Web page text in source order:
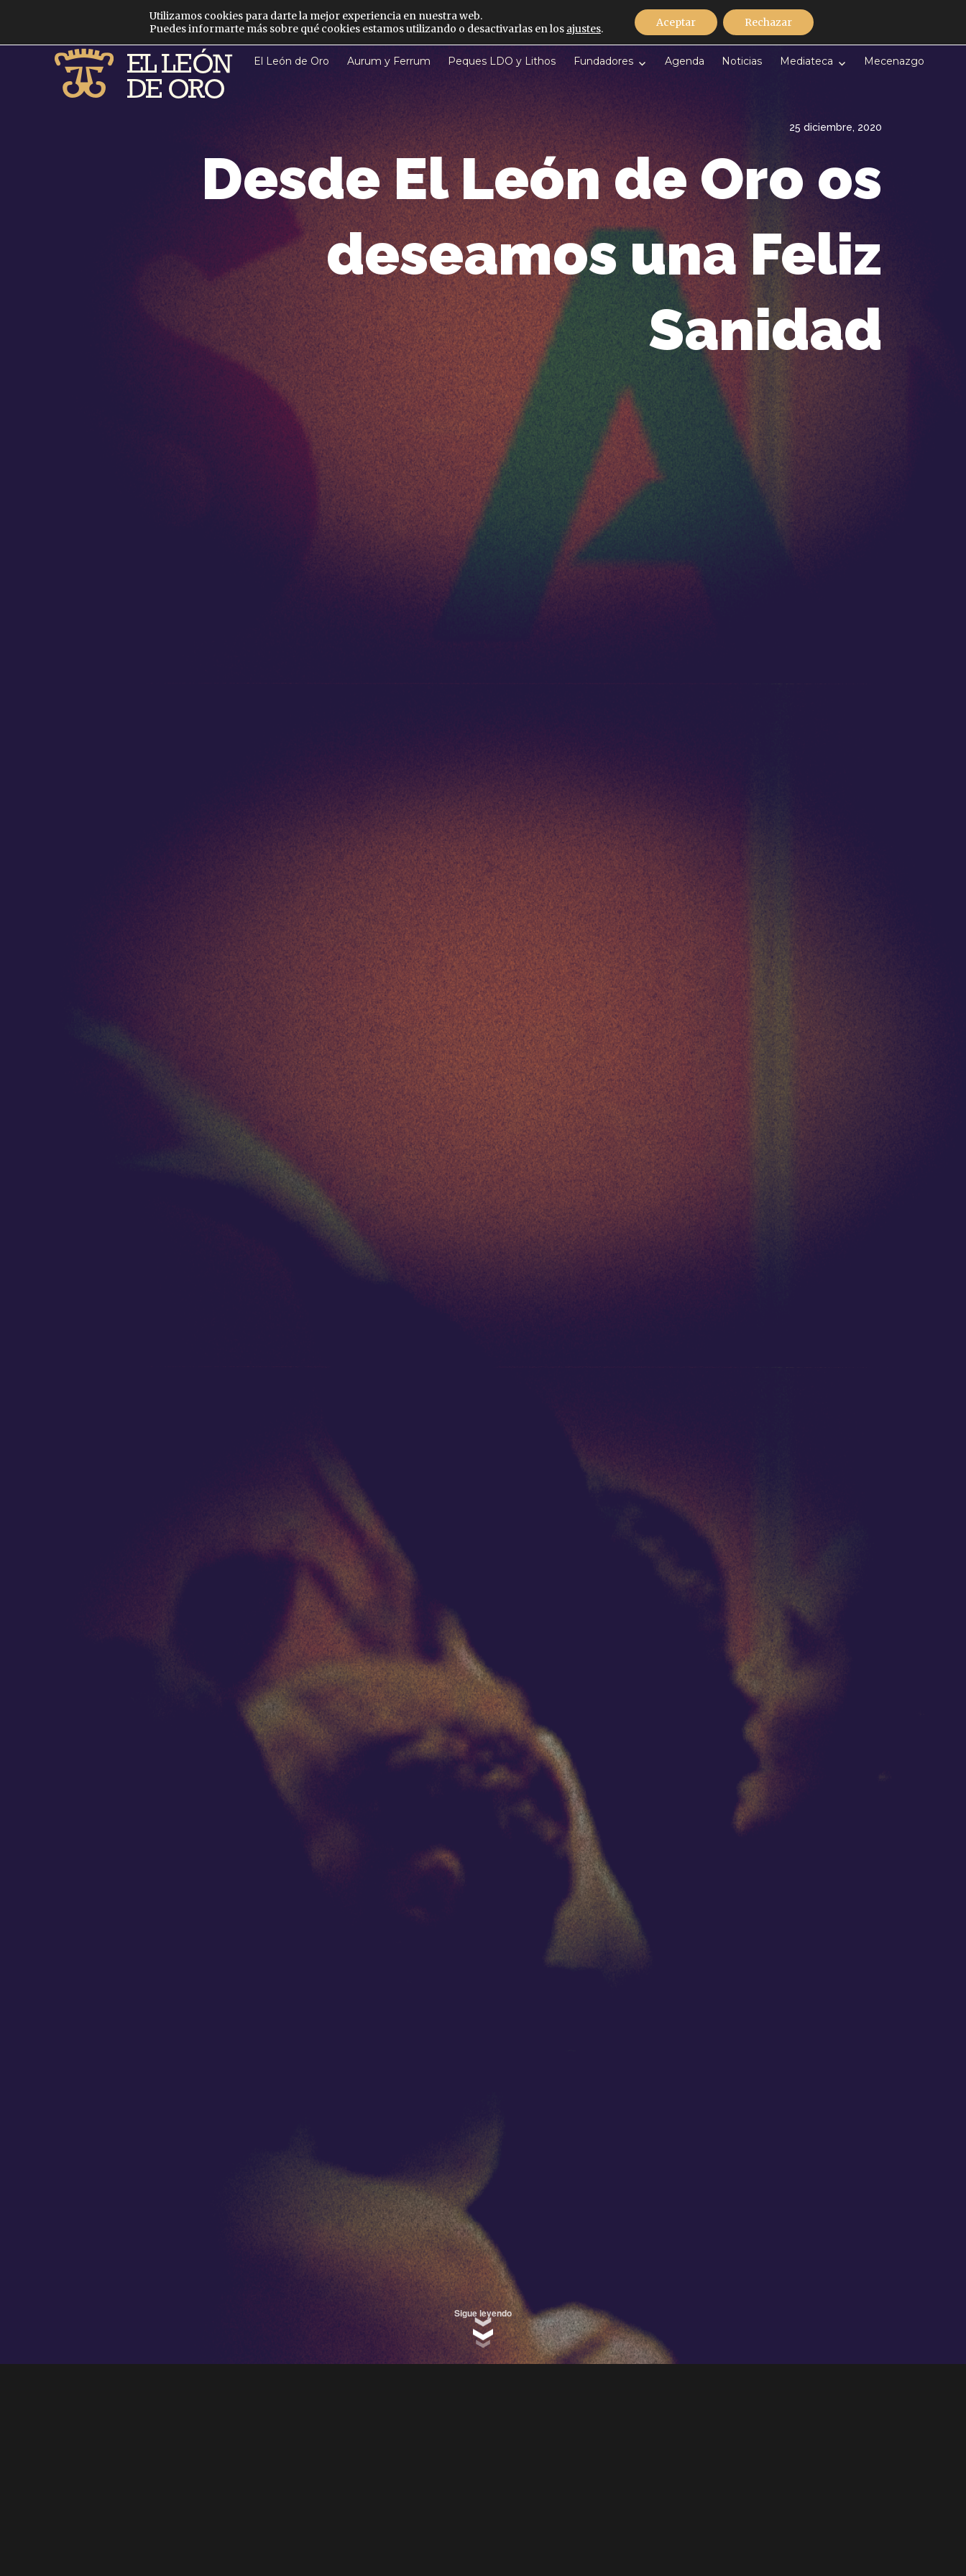
El León de Oro Aurum y Ferrum Peques LDO y Lithos Fundadores Agenda Noticias Mediateca Mecenazgo
25 diciembre, 2020
Desde El León de Oro os
deseamos una Feliz
Sanidad
Discografía Contacto
Sigue leyendo
Utilizamos cookies para darte la mejor experiencia en nuestra web.
Puedes informarte más sobre qué cookies estamos utilizando o desactivarlas en los ajustes. Aceptar Rechazar